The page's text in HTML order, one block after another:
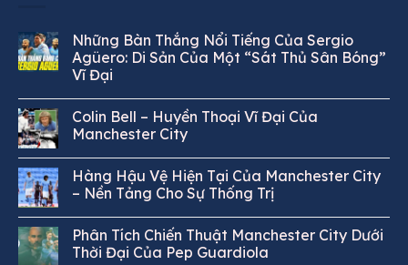
Những Bàn Thắng Nổi Tiếng Của Sergio
Agüero: Di Sản Của Một “Sát Thủ Sân Bóng”
Vĩ Đại
Colin Bell – Huyền Thoại Vĩ Đại Của
Manchester City
Hàng Hậu Vệ Hiện Tại Của Manchester City
– Nền Tảng Cho Sự Thống Trị
Phân Tích Chiến Thuật Manchester City Dưới
Thời Đại Của Pep Guardiola